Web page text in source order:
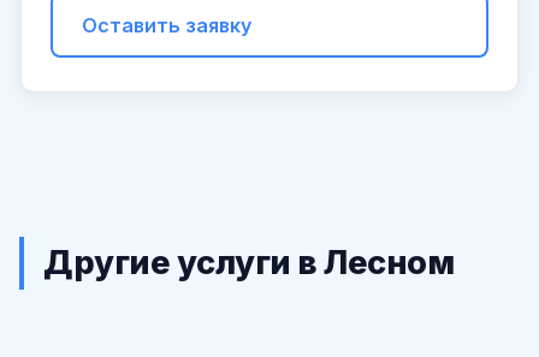
Оставить заявку
Другие услуги в Лесном